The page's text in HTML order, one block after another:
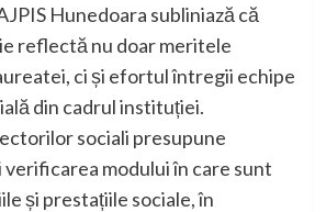
Hunedoara subliniază că
reflectă nu doar meritele
ci și efortul întregii echipe
din cadrul instituției.
sociali presupune
modului în care sunt
și prestațiile sociale, în